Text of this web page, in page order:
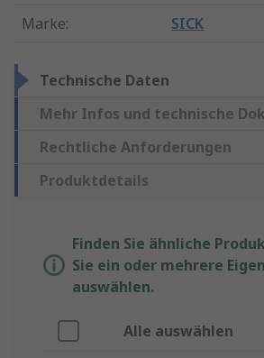
Marke: SICK
Technische Daten
Mehr Infos und technische
Rechtliche Anforderungen
Produktdetails
Finden Sie ähnliche
Sie ein oder mehrere
auswählen.
Alle auswählen